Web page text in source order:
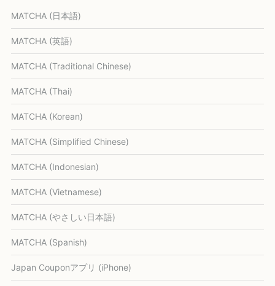
MATCHA (日本語)
MATCHA (英語)
MATCHA (Traditional Chinese)
MATCHA (Thai)
MATCHA (Korean)
MATCHA (Simplified Chinese)
MATCHA (Indonesian)
MATCHA (Vietnamese)
MATCHA (やさしい日本語)
MATCHA (Spanish)
Japan Couponアプリ (iPhone)